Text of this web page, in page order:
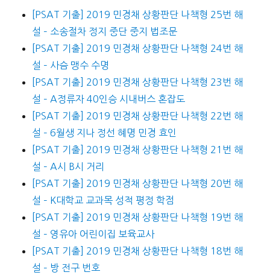
[PSAT 기출] 2019 민경채 상황판단 나책형 25번 해
설 – 소송절차 정지 중단 중지 법조문
[PSAT 기출] 2019 민경채 상황판단 나책형 24번 해
설 – 사슴 맹수 수명
[PSAT 기출] 2019 민경채 상황판단 나책형 23번 해
설 – A정류자 40인승 시내버스 혼잡도
[PSAT 기출] 2019 민경채 상황판단 나책형 22번 해
설 – 6월생 지나 정선 혜명 민경 효인
[PSAT 기출] 2019 민경채 상황판단 나책형 21번 해
설 – A시 B시 거리
[PSAT 기출] 2019 민경채 상황판단 나책형 20번 해
설 – K대학교 교과목 성적 평정 학점
[PSAT 기출] 2019 민경채 상황판단 나책형 19번 해
설 – 영유아 어린이집 보육교사
[PSAT 기출] 2019 민경채 상황판단 나책형 18번 해
설 – 방 전구 번호